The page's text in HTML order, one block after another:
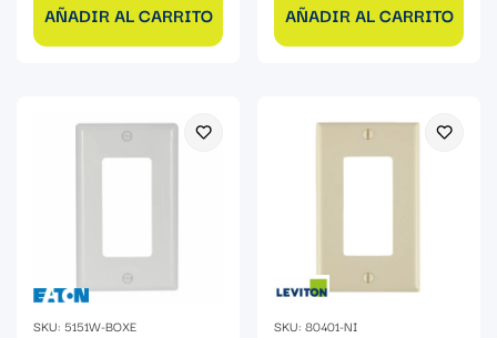
AÑADIR AL CARRITO AÑADIR AL CARRITO
SKU: 5151W-BOXE SKU: 80401-NI